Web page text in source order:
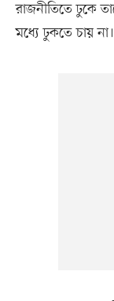
রাজনীতিতে ঢুকে
মধ্যে ঢুকতে চায়